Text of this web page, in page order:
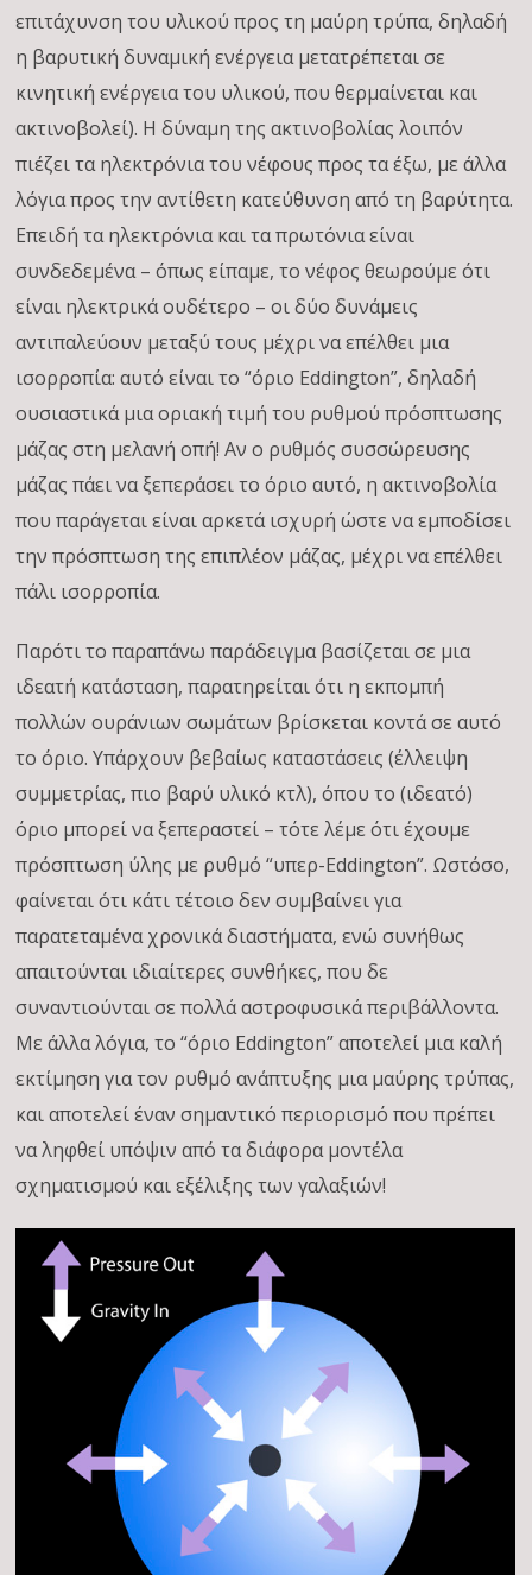
επιτάχυνση του υλικού προς τη μαύρη τρύπα, δηλαδή
η βαρυτική δυναμική ενέργεια μετατρέπεται σε
κινητική ενέργεια του υλικού, που θερμαίνεται και
ακτινοβολεί). Η δύναμη της ακτινοβολίας λοιπόν
πιέζει τα ηλεκτρόνια του νέφους προς τα έξω, με άλλα
λόγια προς την αντίθετη κατεύθυνση από τη βαρύτητα.
Επειδή τα ηλεκτρόνια και τα πρωτόνια είναι
συνδεδεμένα – όπως είπαμε, το νέφος θεωρούμε ότι
είναι ηλεκτρικά ουδέτερο – οι δύο δυνάμεις
αντιπαλεύουν μεταξύ τους μέχρι να επέλθει μια
ισορροπία: αυτό είναι το “όριο Eddington”, δηλαδή
ουσιαστικά μια οριακή τιμή του ρυθμού πρόσπτωσης
μάζας στη μελανή οπή! Αν ο ρυθμός συσσώρευσης
μάζας πάει να ξεπεράσει το όριο αυτό, η ακτινοβολία
που παράγεται είναι αρκετά ισχυρή ώστε να εμποδίσει
την πρόσπτωση της επιπλέον μάζας, μέχρι να επέλθει
πάλι ισορροπία.
Παρότι το παραπάνω παράδειγμα βασίζεται σε μια
ιδεατή κατάσταση, παρατηρείται ότι η εκπομπή
πολλών ουράνιων σωμάτων βρίσκεται κοντά σε αυτό
το όριο. Υπάρχουν βεβαίως καταστάσεις (έλλειψη
συμμετρίας, πιο βαρύ υλικό κτλ), όπου το (ιδεατό)
όριο μπορεί να ξεπεραστεί – τότε λέμε ότι έχουμε
πρόσπτωση ύλης με ρυθμό “υπερ-Eddington”. Ωστόσο,
φαίνεται ότι κάτι τέτοιο δεν συμβαίνει για
παρατεταμένα χρονικά διαστήματα, ενώ συνήθως
απαιτούνται ιδιαίτερες συνθήκες, που δε
συναντιούνται σε πολλά αστροφυσικά περιβάλλοντα.
Με άλλα λόγια, το “όριο Eddington” αποτελεί μια καλή
εκτίμηση για τον ρυθμό ανάπτυξης μια μαύρης τρύπας,
και αποτελεί έναν σημαντικό περιορισμό που πρέπει
να ληφθεί υπόψιν από τα διάφορα μοντέλα
σχηματισμού και εξέλιξης των γαλαξιών!